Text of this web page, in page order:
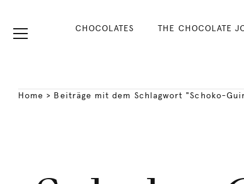
CHOCOLATES THE CHOCOLATE
Home > Beiträge mit dem Schlagwort "Schoko-